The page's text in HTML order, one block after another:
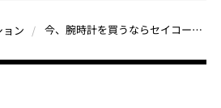
ョン 今、腕時計を買うならセイコー5スポーツ、G-SHOCK、フォッシル！編集部がいま注目する腕時計3選